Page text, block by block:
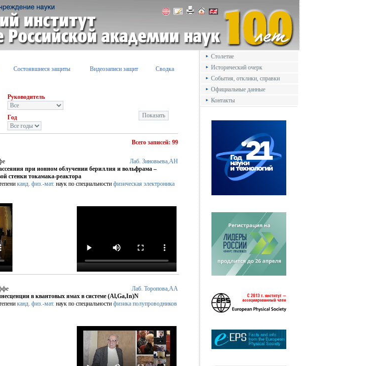
Состоявшиеся защиты Видеозаписи защит Сводка
Руководитель
Год
Всего записей: 99
Лаб. Зиновьева,АН
при ионном облучении бериллия и вольфрама –
стенки токамака-реактора
канд. физ.-мат. наук по специальности физическая электроника
Лаб. Торопова,АА
в квантовых ямах в системе (Al,Ga,In)N
канд. физ.-мат. наук по специальности физика полупроводников
Столетие
Исторический очерк
События, отклики, справки
Официальные данные
Контакты